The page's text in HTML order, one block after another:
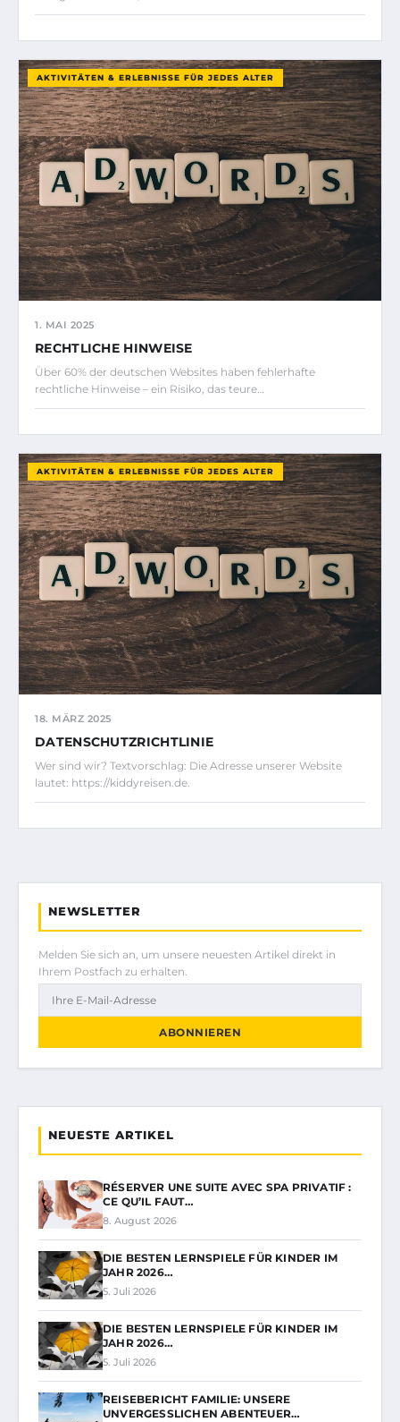
AKTIVITÄTEN & ERLEBNISSE FÜR JEDES ALTER
1. MAI 2025
RECHTLICHE HINWEISE
Über 60% der deutschen Websites haben fehlerhafte
rechtliche Hinweise – ein Risiko, das teure…
AKTIVITÄTEN & ERLEBNISSE FÜR JEDES ALTER
18. MÄRZ 2025
DATENSCHUTZRICHTLINIE
Wer sind wir? Textvorschlag: Die Adresse unserer Website
lautet: https://kiddyreisen.de.
NEWSLETTER
Melden Sie sich an, um unsere neuesten Artikel direkt in
Ihrem Postfach zu erhalten.
ABONNIEREN
NEUESTE ARTIKEL
RÉSERVER UNE SUITE AVEC SPA PRIVATIF :
CE QU’IL FAUT…
8. August 2026
DIE BESTEN LERNSPIELE FÜR KINDER IM
JAHR 2026…
5. Juli 2026
DIE BESTEN LERNSPIELE FÜR KINDER IM
JAHR 2026…
5. Juli 2026
REISEBERICHT FAMILIE: UNSERE
UNVERGESSLICHEN ABENTEUER…